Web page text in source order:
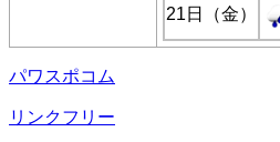
21日（金）
パワスポコム
リンクフリー